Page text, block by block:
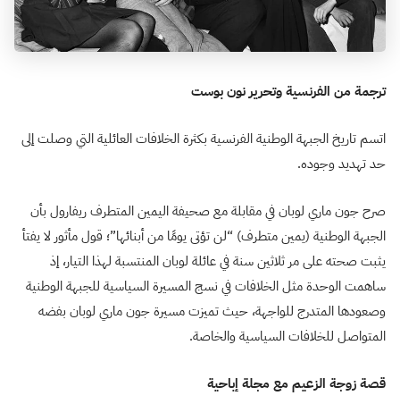
ترجمة من الفرنسية وتحرير نون بوست
اتسم تاريخ الجبهة الوطنية الفرنسية بكثرة الخلافات العائلية التي وصلت إلى
حد تهديد وجوده.
صرح جون ماري لوبان في مقابلة مع صحيفة اليمين المتطرف ريفارول بأن
الجبهة الوطنية (يمين متطرف) “لن تؤتى يومًا من أبنائها”؛ قول مأثور لا يفتأ
يثبت صحته على مر ثلاثين سنة في عائلة لوبان المنتسبة لهذا التيار، إذ
ساهمت الوحدة مثل الخلافات في نسج المسيرة السياسية للجبهة الوطنية
وصعودها المتدرج للواجهة، حيث تميزت مسيرة جون ماري لوبان بفضه
المتواصل للخلافات السياسية والخاصة.
قصة زوجة الزعيم مع مجلة إباحية